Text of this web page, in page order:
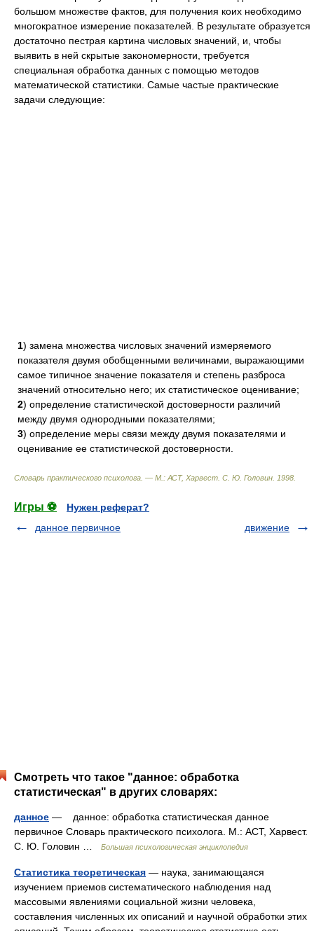
большом множестве фактов, для получения коих необходимо
многократное измерение показателей. В результате образуется
достаточно пестрая картина числовых значений, и, чтобы
выявить в ней скрытые закономерности, требуется
специальная обработка данных с помощью методов
математической статистики. Самые частые практические
задачи следующие:
1) замена множества числовых значений измеряемого
показателя двумя обобщенными величинами, выражающими
самое типичное значение показателя и степень разброса
значений относительно него; их статистическое оценивание;
2) определение статистической достоверности различий
между двумя однородными показателями;
3) определение меры связи между двумя показателями и
оценивание ее статистической достоверности.
Словарь практического психолога. — М.: АСТ, Харвест С. Ю. Головин 1998
Игры ⚽
Нужен реферат?
данное первичное
движение
Смотреть что такое "данное: обработка
статистическая" в других словарях:
данное — данное: обработка статистическая данное
первичное Словарь практического психолога. М.: АСТ, Харвест.
С. Ю. Головин …
Большая психологическая энциклопедия
Статистика теоретическая — наука, занимающаяся
изучением приемов систематического наблюдения над
массовыми явлениями социальной жизни человека,
составления численных их описаний и научной обработки этих